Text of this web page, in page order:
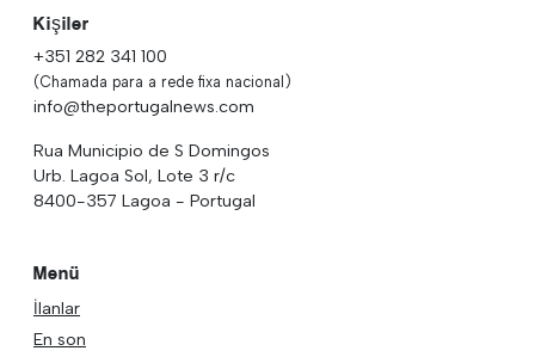
Kişiler
+351 282 341 100
(Chamada para a rede fixa nacional)
info@theportugalnews.com
Rua Municipio de S Domingos
Urb. Lagoa Sol, Lote 3 r/c
8400-357 Lagoa - Portugal
Menü
İlanlar
En son